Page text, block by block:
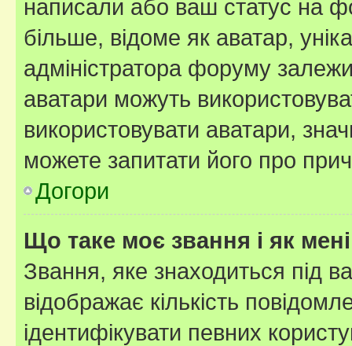
написали або ваш статус на
більше, відоме як аватар,
адміністратора форуму
аватари можуть
використовувати аватари,
можете запитати його про
Догори
Що таке моє звання і як
Звання, яке знаходиться під
відображає кількість
ідентифікувати певних